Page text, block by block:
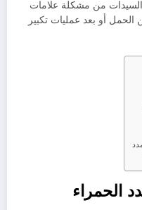
من مشكلة علامات
الحمل أو بعد عمليات تكبير
الحمراء